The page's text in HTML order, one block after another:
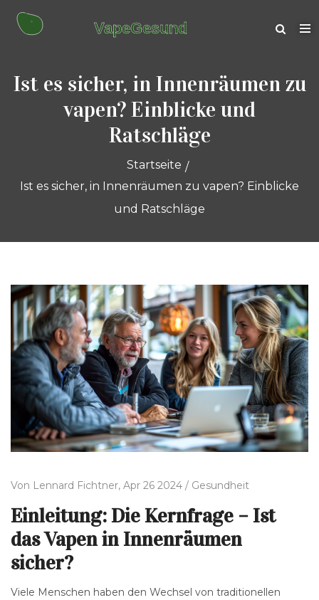
Ist es sicher, in Innenräumen zu
vapen? Einblicke und
Ratschläge
Startseite
Ist es sicher, in Innenräumen zu vapen? Einblicke
und Ratschläge
Von Lennard Fichtner, Apr 26 2024 / Gesundheit
Einleitung: Die Kernfrage – Ist
das Vapen in Innenräumen
sicher?
Viele Menschen haben den Wechsel von traditionellen